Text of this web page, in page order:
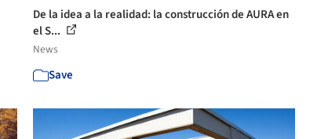
De la idea a la realidad: la construcción de AURA en
el S...
News
Save